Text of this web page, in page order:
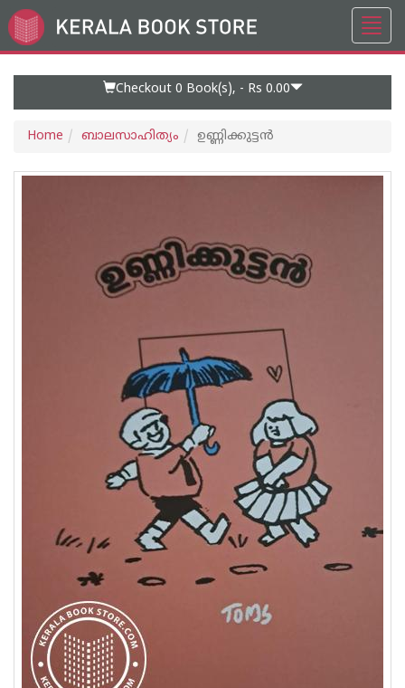
Go
to
Checkout 0 Book(s), - Rs 0.00
Home ബാലസാഹിത്യം ഉണ്ണിക്കുട്ടൻ